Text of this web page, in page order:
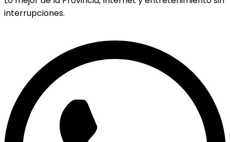
interrupciones.